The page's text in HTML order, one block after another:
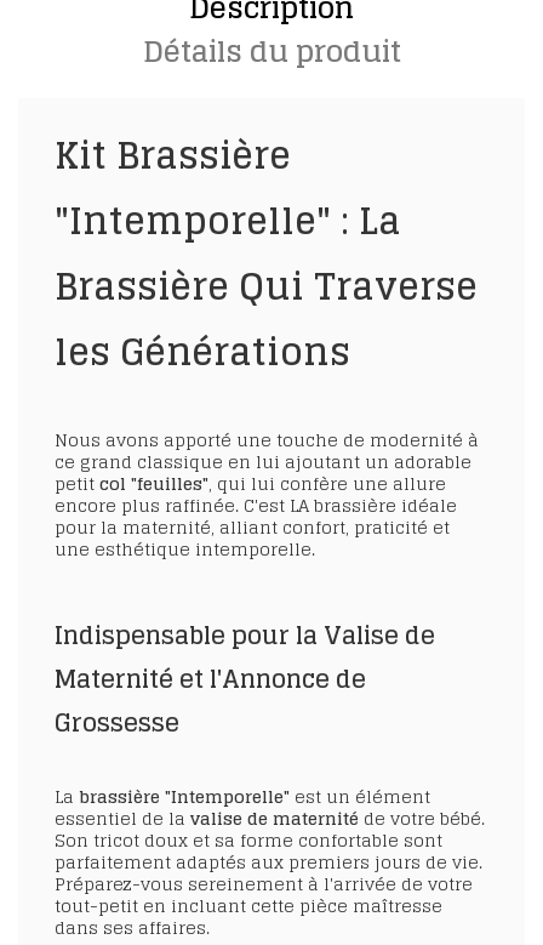
Détails du produit
Kit Brassière
"Intemporelle" : La
Brassière Qui Traverse
les Générations
Nous avons apporté une touche de modernité à
ce grand classique en lui ajoutant un adorable
petitcol "feuilles", qui lui confère une allure
encore plus raffinée. C'est LA brassière idéale
pour la maternité, alliant confort, praticité et
une esthétique intemporelle.
Indispensable pour la Valise de
Maternité et l'Annonce de
Grossesse
La brassière "Intemporelle" est un élément
essentiel de la valise de maternité de votre bébé.
Son tricot doux et sa forme confortable sont
parfaitement adaptés aux premiers jours de vie.
Préparez-vous sereinement à l'arrivée de votre
tout-petit en incluant cette pièce maîtresse
dans ses affaires.